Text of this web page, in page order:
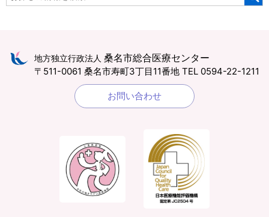
地方独立行政法人 桑名市総合医療センター
〒511-0061 桑名市寿町3丁目11番地 TEL 0594-22-1211
お問い合わせ